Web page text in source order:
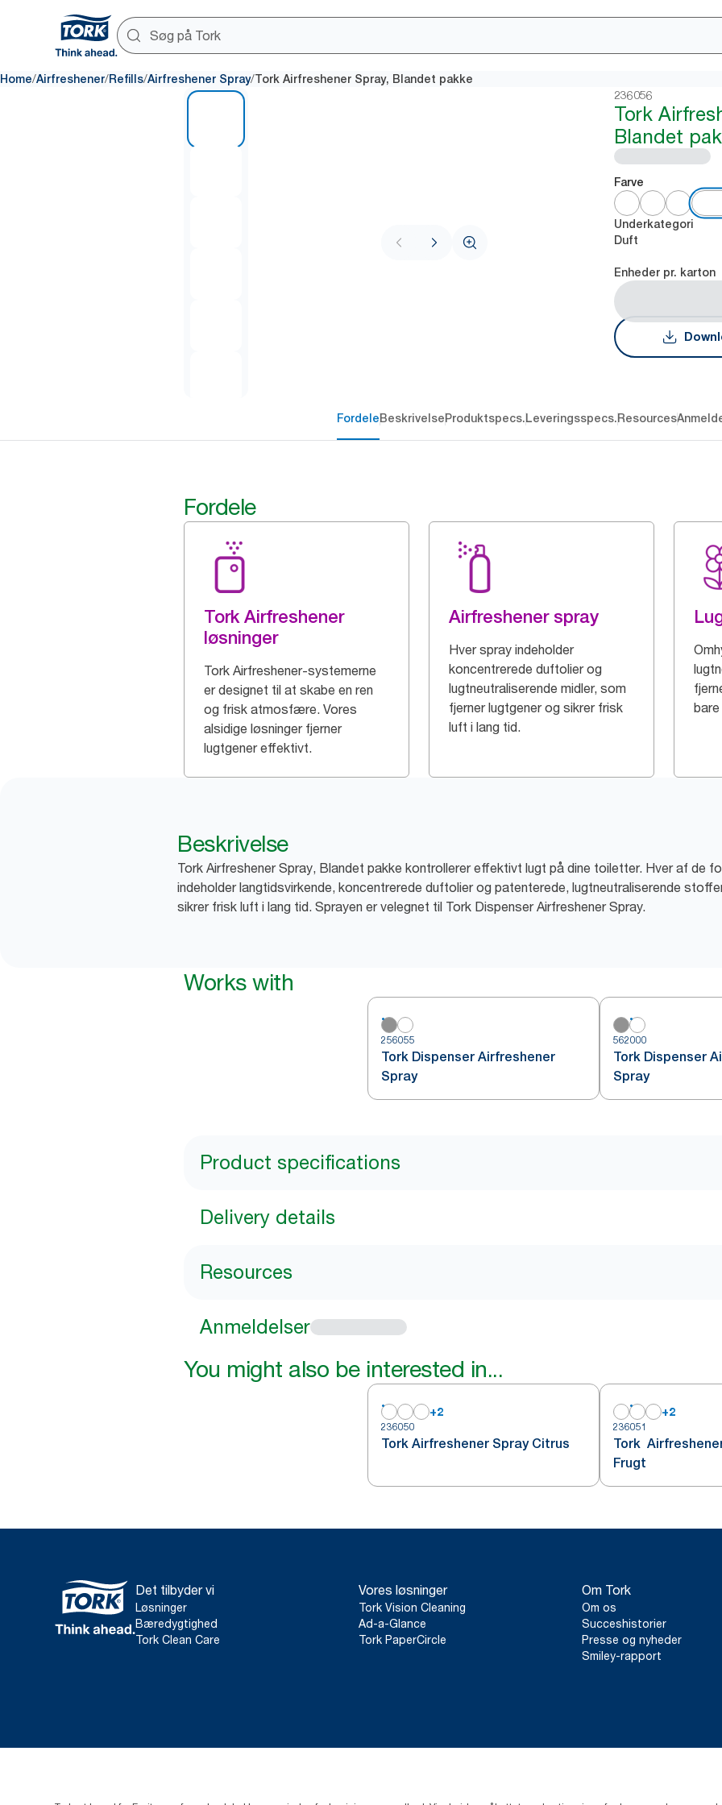
Home/Airfreshener/Refills/Airfreshener Spray/Tork Airfreshener Spray, Blandet pakke
236056
Tork
Blandet
Farve
Underkategori
Duft
Enheder pr. karton
FordeleBeskrivelseProduktspecs.Leveringsspecs.Resources
Fordele
Tork Airfreshener
løsninger
Tork Airfreshener-systemerne
er designet til at skabe en ren
og frisk atmosfære. Vores
alsidige løsninger fjerner
lugtgener effektivt.
Airfreshener spray
Hver spray indeholder
koncentrerede duftolier og
lugtneutraliserende midler, som
fjerner lugtgener og sikrer frisk
luft i lang tid.
Beskrivelse
Tork Airfreshener Spray, Blandet pakke kontrollerer effektivt lugt på dine toiletter. Hver af de
indeholder langtidsvirkende, koncentrerede duftolier og patenterede, lugtneutraliserende
sikrer frisk luft i lang tid. Sprayen er velegnet til Tork Dispenser Airfreshener Spray.
Works with
256055
Tork Dispenser Airfreshener
Spray
562000
Tork Dispenser
Spray
Product specifications
Delivery details
Resources
Anmeldelser
You might also be interested in...
+2
236050
Tork Airfreshener Spray Citrus
+2
236051
Tork
Frugt
Det tilbyder vi
Løsninger
Bæredygtighed
Tork Clean Care
Vores løsninger
Tork Vision Cleaning
Ad-a-Glance
Tork PaperCircle
Om Tork
Om os
Succeshistorier
Presse og nyheder
Smiley-rapport